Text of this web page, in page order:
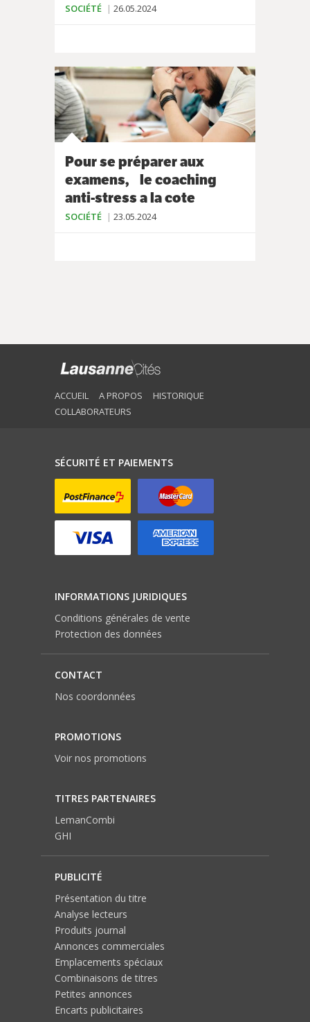
SOCIÉTÉ 26.05.2024
Pour se préparer aux
examens, le coaching
anti-stress a la cote
SOCIÉTÉ 23.05.2024
ACCUEIL A PROPOS
HISTORIQUE
COLLABORATEURS
SÉCURITÉ ET PAIEMENTS
INFORMATIONS JURIDIQUES
Conditions générales de vente
Protection des données
CONTACT
Nos coordonnées
PROMOTIONS
Voir nos promotions
TITRES PARTENAIRES
LemanCombi
GHI
PUBLICITÉ
Présentation du titre
Analyse lecteurs
Produits journal
Annonces commerciales
Emplacements spéciaux
Combinaisons de titres
Petites annonces
Encarts publicitaires